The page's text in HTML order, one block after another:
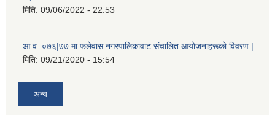
मिति: 09/06/2022 - 22:53
आ.व. ०७६|७७ मा फलेवास नगरपालिकावाट संचालित आयोजनाहरूको विवरण |
मिति: 09/21/2020 - 15:54
अन्य